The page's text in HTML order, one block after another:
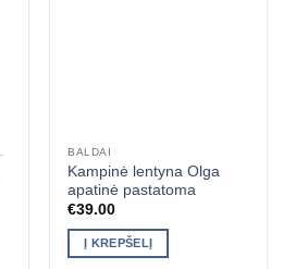
BALDAI
Kampinė lentyna Olga
apatinė pastatoma
€39.00
Į KREPŠELĮ